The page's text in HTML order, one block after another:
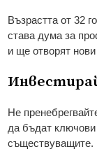
Възрастта от 32
става дума за
и ще отворят нови
Не
да бъдат ключови
съществуващите.